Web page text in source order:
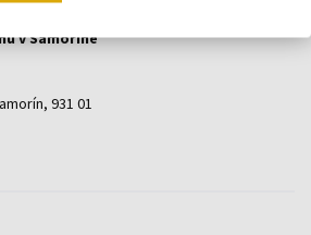
v Šamoríne
931 01